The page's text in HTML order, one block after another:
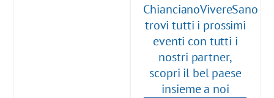
ChiancianoVivereSano
trovi tutti i prossimi
eventi con tutti i
nostri partner,
scopri il bel paese
insieme a noi